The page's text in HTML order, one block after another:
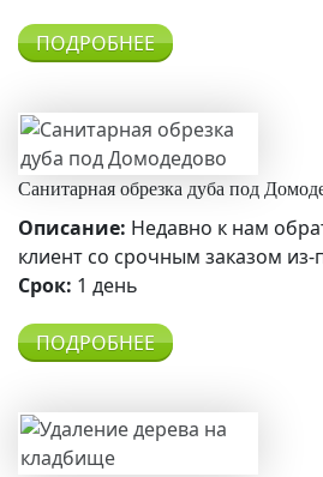
ПОДРОБНЕЕ
Санитарная обрезка дуба под
Описание: Недавно к нам
клиент со срочным заказом
Срок: 1 день
ПОДРОБНЕЕ